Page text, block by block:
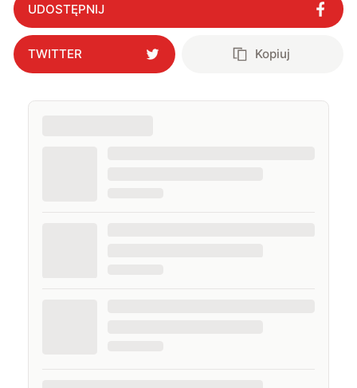
UDOSTĘPNIJ
TWITTER Kopiuj